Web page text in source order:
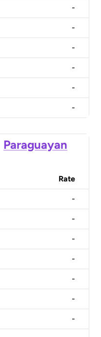
-
-
-
-
-
-
Paraguayan
Rate
-
-
-
-
-
-
-